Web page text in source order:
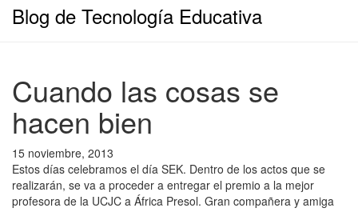
Blog de Tecnología Educativa
Cuando las cosas se
hacen bien
15 noviembre, 2013
Estos días celebramos el día SEK. Dentro de los actos que se
realizarán, se va a proceder a entregar el premio a la mejor
profesora de la UCJC a África Presol. Gran compañera y amiga